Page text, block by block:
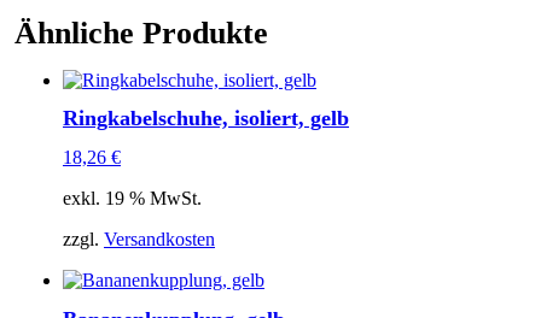
Ähnliche Produkte
Ringkabelschuhe, isoliert, gelb
18,26 €
exkl. 19 % MwSt.
zzgl. Versandkosten